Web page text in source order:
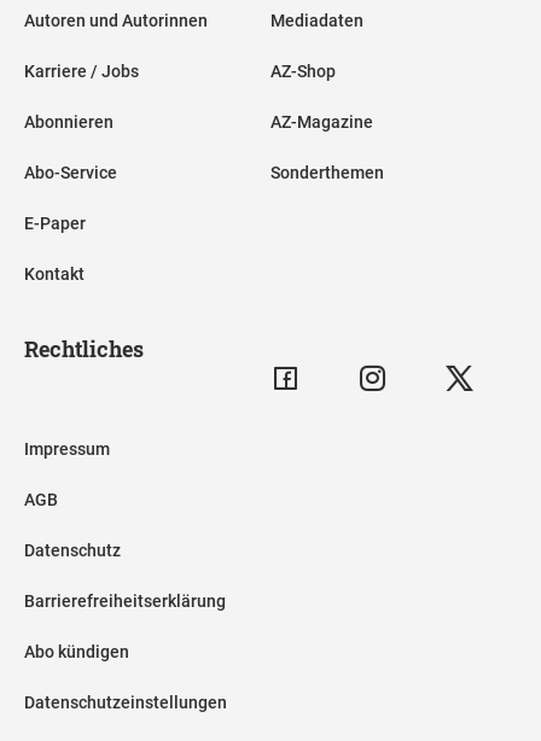
Autoren und Autorinnen
Karriere / Jobs
Abonnieren
Abo-Service
E-Paper
Kontakt
Mediadaten
AZ-Shop
AZ-Magazine
Sonderthemen
Rechtliches
Impressum
AGB
Datenschutz
Barrierefreiheitserklärung
Abo kündigen
Datenschutzeinstellungen